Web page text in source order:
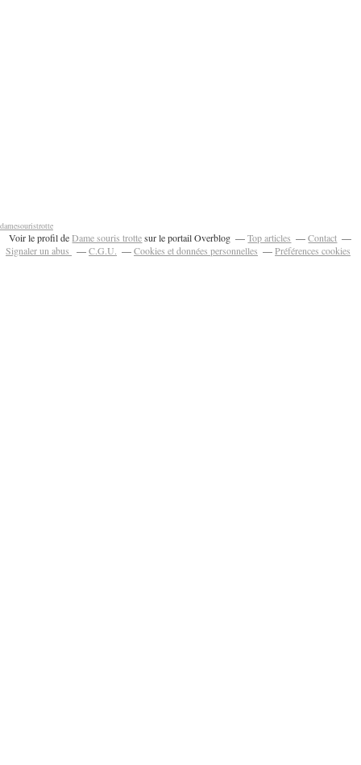
damesouristrotte
Voir le profil deDame souris trottesur le portail Overblog Top articles
Contact
Signaler un abus
C.G.U. Cookies et données personnelles Préférences cookies